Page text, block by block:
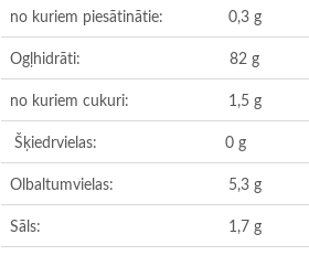
no kuriem piesātinātie:
0,3 g
Ogļhidrāti:
82 g
no kuriem cukuri:
1,5 g
Šķiedrvielas:
0 g
Olbaltumvielas:
5,3 g
Sāls:
1,7 g